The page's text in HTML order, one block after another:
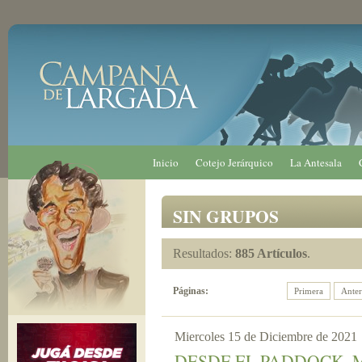
Inicio Cotejo Jerárquico La Antesala
SIN GRUPOS
Resultados: 885 Artículos.
Páginas: Primera
Miercoles 15 de Diciembre de 2021